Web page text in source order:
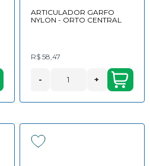
ARTICULADOR GARFO
NYLON - ORTO CENTRAL
R$ 58,47
- +